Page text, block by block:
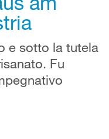
e sotto la tutela
Fu